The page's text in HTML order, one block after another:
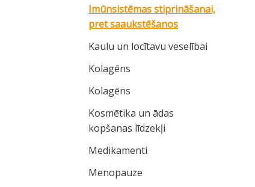
Imūnsistēmas stiprināšanai,
pret saaukstēšanos
Kaulu un locītavu veselībai
Kolagēns
Kolagēns
Kosmētika un ādas
kopšanas līdzekļi
Medikamenti
Menopauze